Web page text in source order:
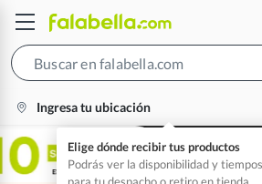
location-
Ingresa tu ubicación
Elige dónde recibir tus productos
Podrás ver la disponibilidad y
para tu despacho o retiro en tienda.